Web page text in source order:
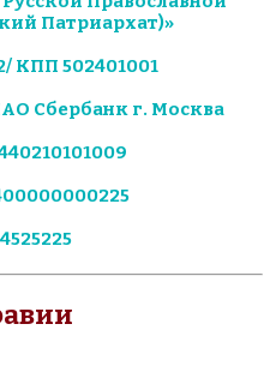
Патриархат)»
КПП 502401001
Сбербанк г. Москва